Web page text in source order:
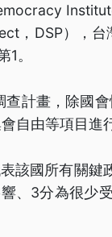
，DSP），
。
計畫，除國
自由等項目進
該國所有關鍵
、3分為很少